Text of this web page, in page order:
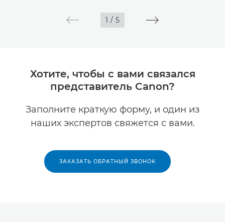
1 / 5
Хотите, чтобы с вами связался
представитель Canon?
Заполните краткую форму, и один из
наших экспертов свяжется с вами.
ЗАКАЗАТЬ ОБРАТНЫЙ ЗВОНОК